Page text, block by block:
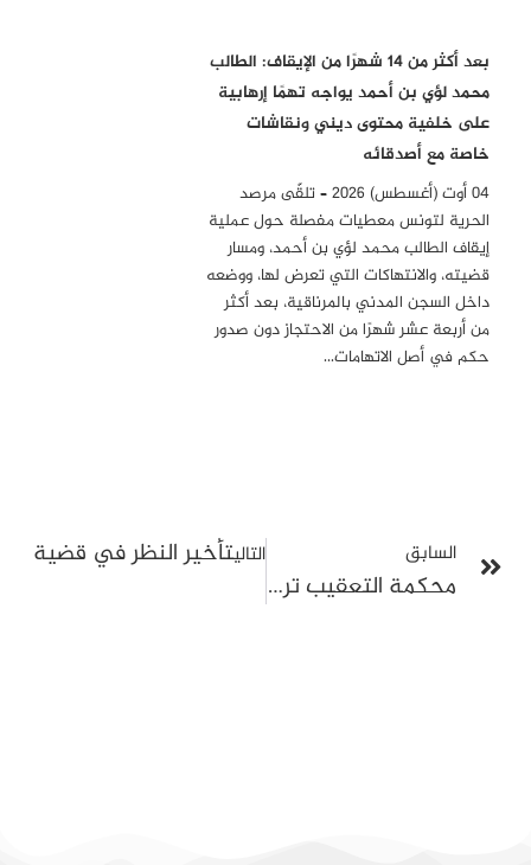
بعد أكثر من 14 شهرًا من الإيقاف: الطالب
محمد لؤي بن أحمد يواجه تهمًا إرهابية
على خلفية محتوى ديني ونقاشات
خاصة مع أصدقائه
04 أوت (أغسطس) 2026 – تلقّى مرصد
الحرية لتونس معطيات مفصلة حول عملية
إيقاف الطالب محمد لؤي بن أحمد، ومسار
قضيته، والانتهاكات التي تعرض لها، ووضعه
داخل السجن المدني بالمرناقية، بعد أكثر
من أربعة عشر شهرًا من الاحتجاز دون صدور
حكم في أصل الاتهامات…
السابق
محكمة التعقيب ترفض طعن الصحبي عتيق وتثبت إحالته على القضاء الجنائي
التاليتأخير النظر في قضية